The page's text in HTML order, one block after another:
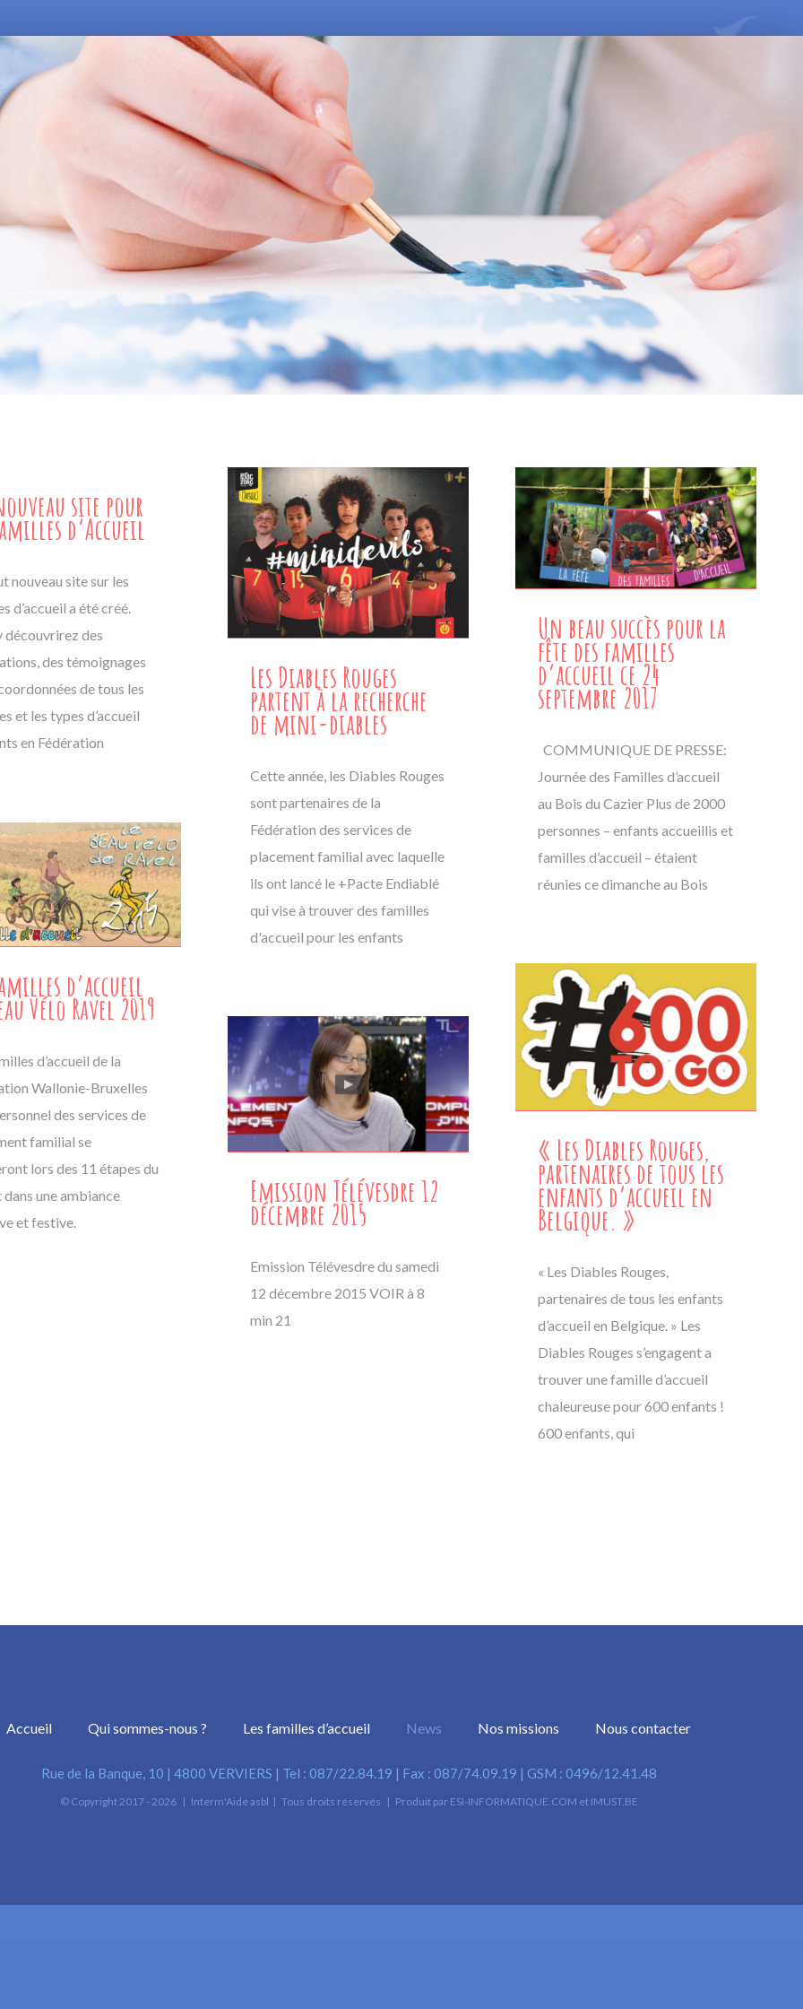
site pour
d’Accueil
nouveau site sur les
d’accueil a été créé.
découvrirez des
des témoignages
de tous les
et les types d’accueil
en Fédération
Les Diables Rouges
partent à la recherche
de mini-diables
Cette année, les Diables Rouges
sont partenaires de la
Fédération des services de
placement familial avec laquelle
ils ont lancé le +Pacte Endiablé
qui vise à trouver des familles
d'accueil pour les enfants
Un beau succès pour la
fête des familles
d’accueil ce 24
septembre 2017
COMMUNIQUE DE PRESSE:
Journée des Familles d’accueil
au Bois du Cazier Plus de 2000
personnes – enfants accueillis et
familles d’accueil – étaient
réunies ce dimanche au Bois
d’accueil
Vélo Ravel 2019
d’accueil de la
Wallonie-Bruxelles
des services de
familial se
lors des 11 étapes du
une ambiance
et festive.
« Les Diables Rouges,
partenaires de tous les
enfants d’accueil en
Belgique. »
« Les Diables Rouges,
partenaires de tous les enfants
d’accueil en Belgique. » Les
Diables Rouges s’engagent a
trouver une famille d’accueil
chaleureuse pour 600 enfants !
600 enfants, qui
Emission Télévesdre 12
décembre 2015
Emission Télévesdre du samedi
12 décembre 2015 VOIR à 8
min 21
Accueil Qui sommes-nous ? Les familles d’accueil News Nos missions Nous contacter
Rue de la Banque, 10 | 4800 VERVIERS | Tel : 087/22.84.19 | Fax : 087/74.09.19 | GSM : 0496/12.41.48
© Copyright 2017 - 2026 | Interm'Aide asbl | Tous droits réservés | Produit par ESI-INFORMATIQUE.COM et IMUST.BE